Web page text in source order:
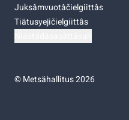
Juksâmvuotâčielgiittâs
Tiätusyejičielgiittâs
©Metsähallitus 2026